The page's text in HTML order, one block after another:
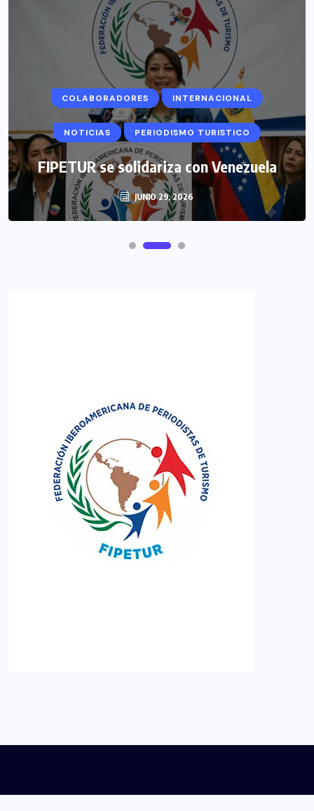
COLABORADORES INTERNACIONAL
NOTICIAS PERIODISMO TURISTICO
FIPETUR se solidariza con Venezuela
JUNIO 29, 2026